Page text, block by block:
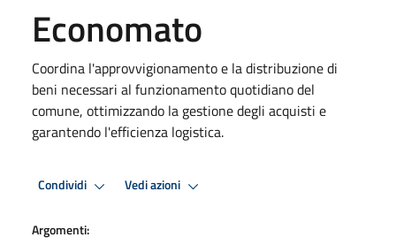
Economato
Coordina l'approvvigionamento e la distribuzione di
beni necessari al funzionamento quotidiano del
comune, ottimizzando la gestione degli acquisti e
garantendo l'efficienza logistica.
Condividi Vedi azioni
Argomenti: